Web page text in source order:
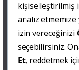
Fatma MARMARA
0 538 844 90 90
Mesut IŞIKAY
kişiselleştirilmiş
analiz etmemize
izin vereceğinizi
seçebilirsiniz.
Et, reddetmek